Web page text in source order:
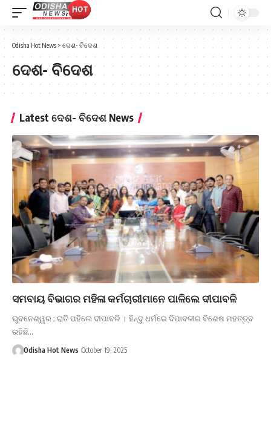
Odisha Hot News > ଦେଶ- ବିଦେଶ
ଦେଶ- ବିଦେଶ
Latest ଦେଶ- ବିଦେଶ News
ସମବାୟ ବିଭାଗର ମହିଳା କର୍ମଚାରୀମାନେ ପାଳିଲେ ଦୀପାବଳି
ଭୁବନେଶ୍ୱର ; ରାତି ପହିଲେ ଦୀପାବଳି । ହିନ୍ଦୁ ଧର୍ମରେ ଦିପାବଳୀର ବିଶେଷ ମହତ୍ତ୍ବ
ରହିଛି…
Odisha Hot News October 19, 2025